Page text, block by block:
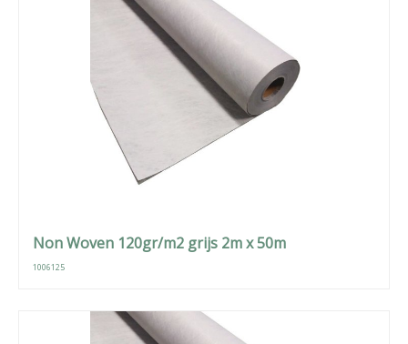
Non Woven 120gr/m2 grijs 2m x 50m
1006125